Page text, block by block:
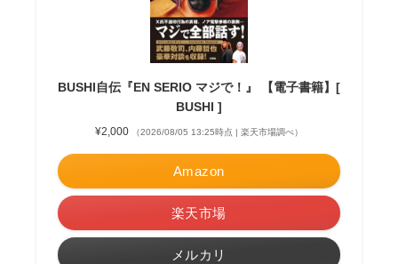
BUSHI自伝『EN SERIO マジで！』 【電子書籍】[
BUSHI ]
¥2,000 （2026/08/05 13:25時点 | 楽天市場調べ）
Amazon
楽天市場
メルカリ